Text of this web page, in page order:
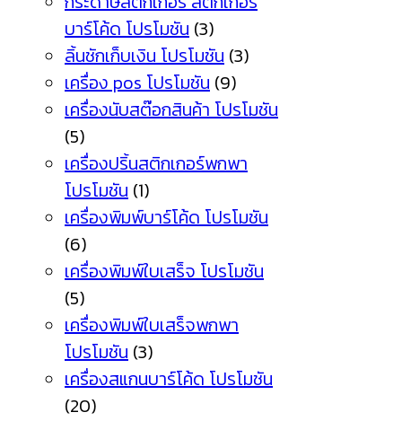
บาร์โค้ด โปรโมชัน (3)
ลิ้นชักเก็บเงิน โปรโมชัน (3)
เครื่อง pos โปรโมชัน (9)
เครื่องนับสต๊อกสินค้า โปรโมชัน
(5)
เครื่องปริ้นสติกเกอร์พกพา
โปรโมชัน (1)
เครื่องพิมพ์บาร์โค้ด โปรโมชัน
(6)
เครื่องพิมพ์ใบเสร็จ โปรโมชัน
(5)
เครื่องพิมพ์ใบเสร็จพกพา
โปรโมชัน (3)
เครื่องสแกนบาร์โค้ด โปรโมชัน
(20)